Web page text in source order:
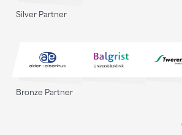
Silver Partner
Bronze Partner